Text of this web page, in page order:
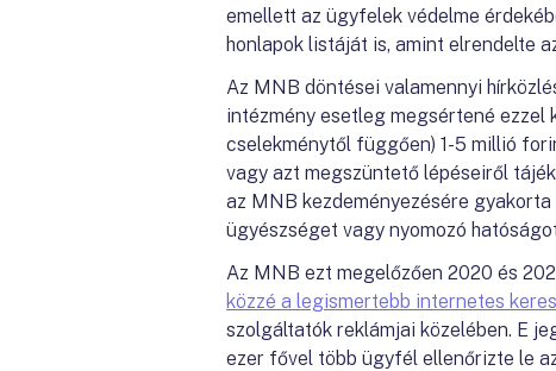
emellett az ügyfelek védelme
honlapok listáját is, amint elrendelte
Az MNB döntései valamennyi
intézmény esetleg megsértené
cselekménytől függően) 1-5 millió
vagy azt megszüntető lépéseiről
az MNB kezdeményezésére
ügyészséget vagy nyomozó
Az MNB ezt megelőzően 2020 és
közzé a legismertebb internetes
szolgáltatók reklámjai közelében. E
ezer fővel több ügyfél ellenőrizte le